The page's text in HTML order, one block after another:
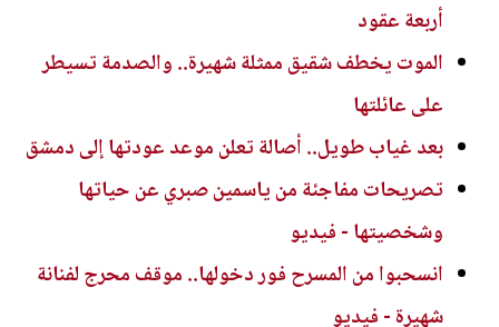
أربعة عقود
الموت يخطف شقيق ممثلة شهيرة.. والصدمة تسيطر
على عائلتها
بعد غياب طويل.. أصالة تعلن موعد عودتها إلى دمشق
تصريحات مفاجئة من ياسمين صبري عن حياتها
وشخصيتها - فيديو
انسحبوا من المسرح فور دخولها.. موقف محرج لفنانة
شهيرة - فيديو